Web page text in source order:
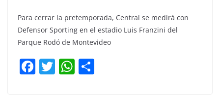
Para cerrar la pretemporada, Central se medirá con
Defensor Sporting en el estadio Luis Franzini del
Parque Rodó de Montevideo
F
a
T
w
W
h